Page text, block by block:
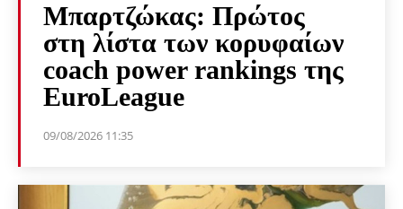
Μπαρτζώκας: Πρώτος
στη λίστα των κορυφαίων
coach power rankings της
EuroLeague
09/08/2026 11:35